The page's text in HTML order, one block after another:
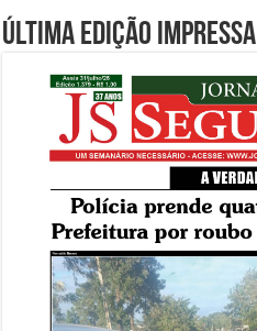
Última edição impressa